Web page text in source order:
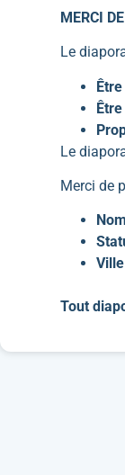
MERCI
Le
Le
Merci de
Tout